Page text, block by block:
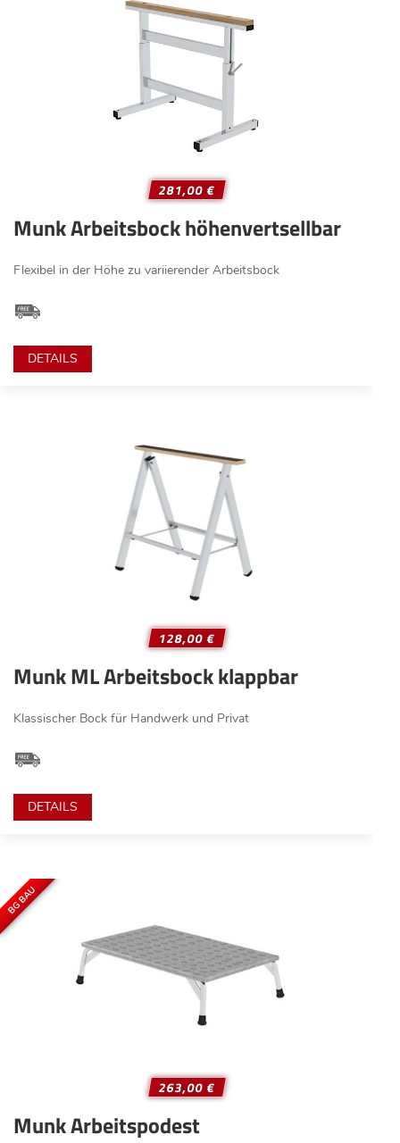
281,00 €
Munk Arbeitsbock höhenvertsellbar
Flexibel in der Höhe zu variierender Arbeitsbock
DETAILS
128,00 €
Munk ML Arbeitsbock klappbar
Klassischer Bock für Handwerk und Privat
DETAILS
263,00 €
Munk Arbeitspodest
BG BAU